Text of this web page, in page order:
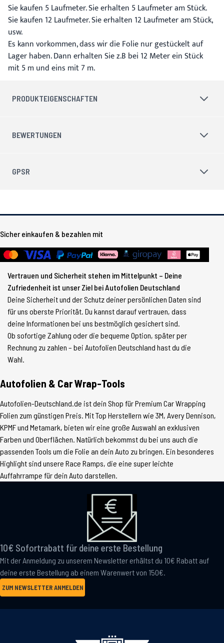
Sie kaufen 5 Laufmeter. Sie erhalten 5 Laufmeter am Stück.
Sie kaufen 12 Laufmeter. Sie erhalten 12 Laufmeter am Stück,
usw.
Es kann vorkommen, dass wir die Folie nur gestückelt auf
Lager haben. Dann erhalten Sie z.B bei 12 Meter ein Stück
mit 5 m und eins mit 7 m.
PRODUKTEIGENSCHAFTEN
BEWERTUNGEN
GPSR
Sicher einkaufen & bezahlen mit
Vertrauen und Sicherheit stehen im Mittelpunkt – Deine
Zufriedenheit ist unser Ziel bei Autofolien Deutschland
Deine Sicherheit und der Schutz deiner persönlichen Daten sind
für uns oberste Priorität. Du kannst darauf vertrauen, dass
deine Informationen bei uns bestmöglich gesichert sind.
Ob sofortige Zahlung oder die bequeme Option, später per
Rechnung zu zahlen – bei Autofolien Deutschland hast du die
Wahl.
Autofolien & Car Wrap-Tools
Autofolien-Deutschland.de ist dein Shop für Premium Car Wrapping
Folien zum günstigen Preis. Mit Top Herstellern wie 3M, Avery Dennison,
KPMF und Metamark, bieten wir eine große Auswahl an exklusiven
Farben und Oberflächen. Natürlich bekommst du bei uns auch die
passenden Tools um die Folie an dein Auto zu bringen. Ein besonderes
Highlight sind unsere Race Ramps, die eine super leichte
Auffahrrampe für dein Auto darstellen.
10€ Sofortrabatt für deine erste Bestellung
Mit der Anmeldung zu unserem Newsletter erhältst du 10€ Rabatt auf
deine erste Bestellung ab einem Warenwert von 150€.
ZUM NEWSLETTER ANMELDEN